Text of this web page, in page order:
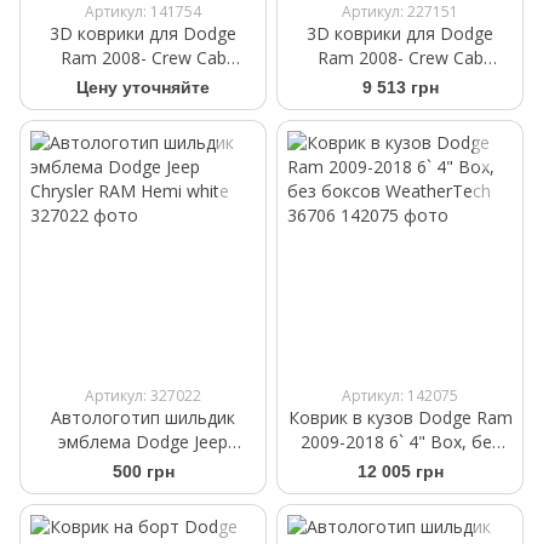
Артикул: 141754
3D коврики для Dodge
Ram 2008- Crew Cab
черные передние
WeatherTech 442161
Цену уточняйте
Артикул: 227151
3D коврики для Dodge
Ram 2008- Crew Cab
черные задние
WeatherTech HP 442163IM
9 513 грн
Артикул: 327022
Автологотип шильдик
эмблема Dodge Jeep
Chrysler RAM Hemi white
500 грн
Артикул: 142075
Коврик в кузов Dodge Ram
2009-2018 6` 4" Box, без
боксов WeatherTech 36706
12 005 грн